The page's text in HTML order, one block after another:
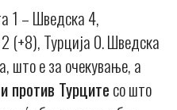
1 – Шведска 4,
(+8), Турција 0. Шведска
што е за очекување, а
против Турцитесо што